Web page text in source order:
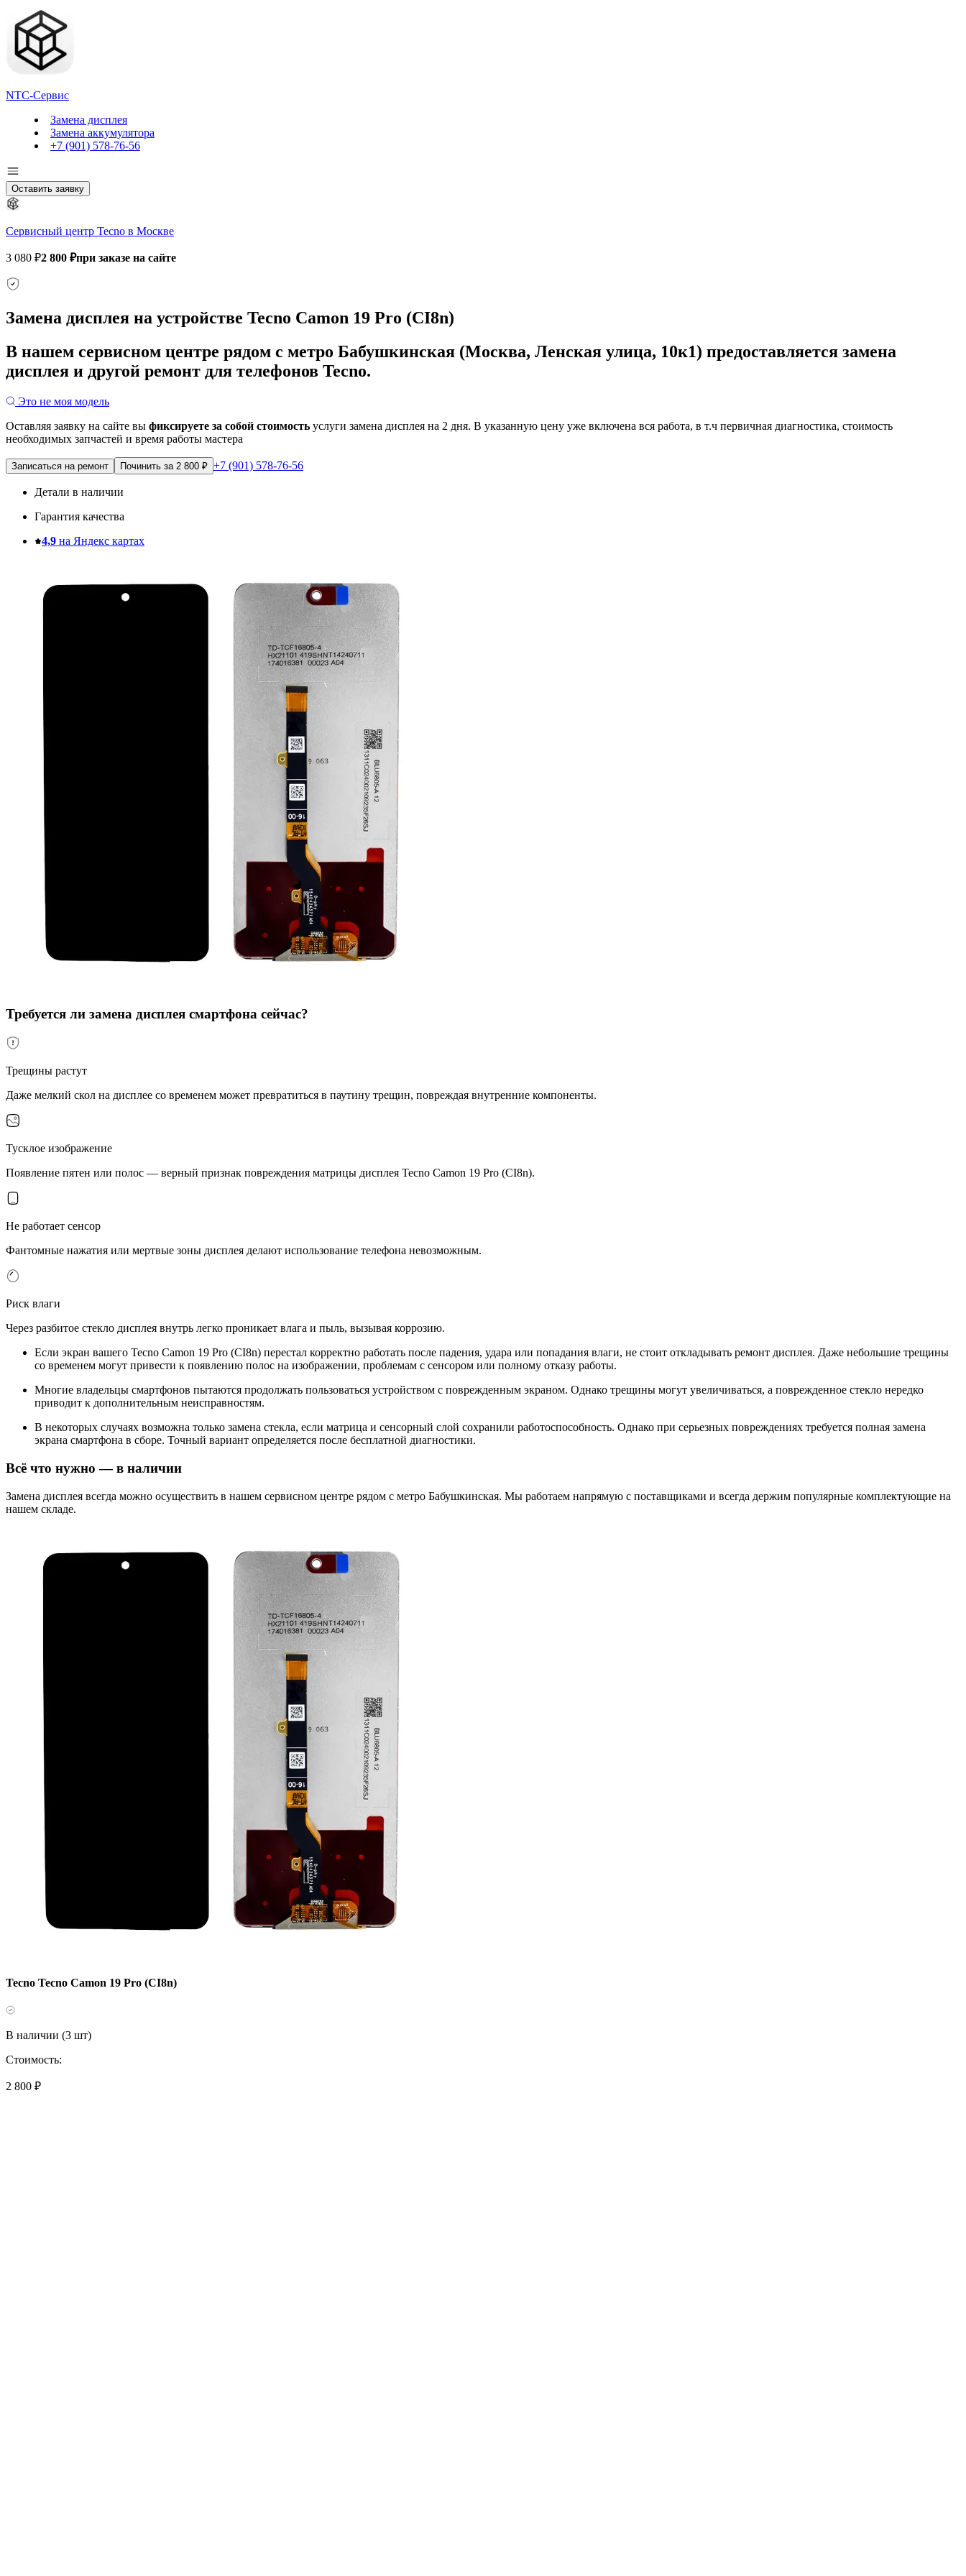
NTC-Сервис
Замена дисплея
Замена аккумулятора
+7 (901) 578-76-56
Оставить заявку
Сервисный центр Tecno в Москве
3 080 ₽2 800 ₽при заказе на сайте
Замена дисплея на устройстве Tecno Camon 19 Pro (CI8n)
В нашем сервисном центре рядом с метро Бабушкинская (Москва, Ленская улица, 10к1) предоставляется замена
дисплея и другой ремонт для телефонов Tecno.
Это не моя модель
Оставляя заявку на сайте вы фиксируете за собой стоимость услуги замена дисплея на 2 дня. В указанную цену уже включена вся работа, в т.ч первичная диагностика, стоимость
необходимых запчастей и время работы мастера
Записаться на ремонт Починить за 2 800 ₽ +7 (901) 578-76-56
Детали в наличии
Гарантия качества
4,9 на Яндекс картах
Требуется ли замена дисплея смартфона сейчас?
Трещины растут
Даже мелкий скол на дисплее со временем может превратиться в паутину трещин, повреждая внутренние компоненты.
Тусклое изображение
Появление пятен или полос — верный признак повреждения матрицы дисплея Tecno Camon 19 Pro (CI8n).
Не работает сенсор
Фантомные нажатия или мертвые зоны дисплея делают использование телефона невозможным.
Риск влаги
Через разбитое стекло дисплея внутрь легко проникает влага и пыль, вызывая коррозию.
Если экран вашего Tecno Camon 19 Pro (CI8n) перестал корректно работать после падения, удара или попадания влаги, не стоит откладывать ремонт дисплея. Даже небольшие трещины
со временем могут привести к появлению полос на изображении, проблемам с сенсором или полному отказу работы.
Многие владельцы смартфонов пытаются продолжать пользоваться устройством с поврежденным экраном. Однако трещины могут увеличиваться, а поврежденное стекло нередко
приводит к дополнительным неисправностям.
В некоторых случаях возможна только замена стекла, если матрица и сенсорный слой сохранили работоспособность. Однако при серьезных повреждениях требуется полная замена
экрана смартфона в сборе. Точный вариант определяется после бесплатной диагностики.
Всё что нужно — в наличии
Замена дисплея всегда можно осуществить в нашем сервисном центре рядом с метро Бабушкинская. Мы работаем напрямую с поставщиками и всегда держим популярные комплектующие на
нашем складе.
Tecno Tecno Camon 19 Pro (CI8n)
В наличии (3 шт)
Стоимость:
2 800 ₽